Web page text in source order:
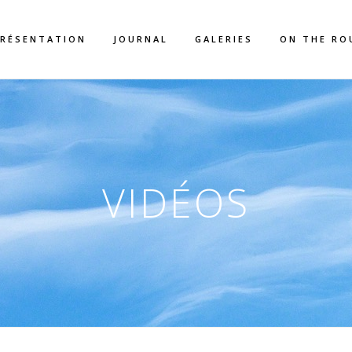
JOURNAL GALERIES ON THE
VIDÉOS